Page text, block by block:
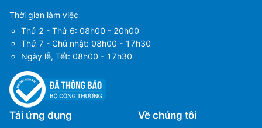
Thời gian làm việc
Thứ 2 - Thứ 6: 08h00 - 20h00
Thứ 7 - Chủ nhật: 08h00 - 17h30
Ngày lễ, Tết: 08h00 - 17h30
Tải ứng dụng Về chúng tôi